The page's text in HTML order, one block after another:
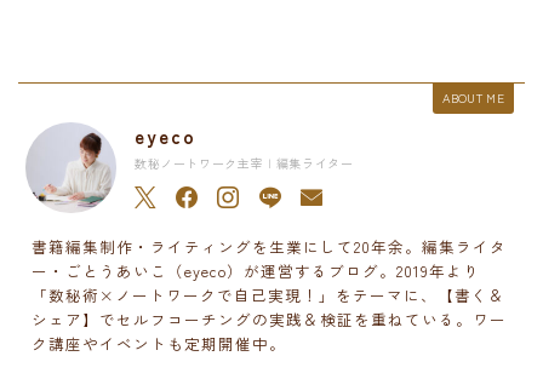
ABOUT ME
eyeco
数秘ノートワーク主宰 | 編集ライター
書籍編集制作・ライティングを生業にして20年余。編集ライタ
ー・ごとうあいこ（eyeco）が運営するブログ。2019年より
「数秘術×ノートワークで自己実現！」をテーマに、【書く＆
シェア】でセルフコーチングの実践＆検証を重ねている。ワー
ク講座やイベントも定期開催中。